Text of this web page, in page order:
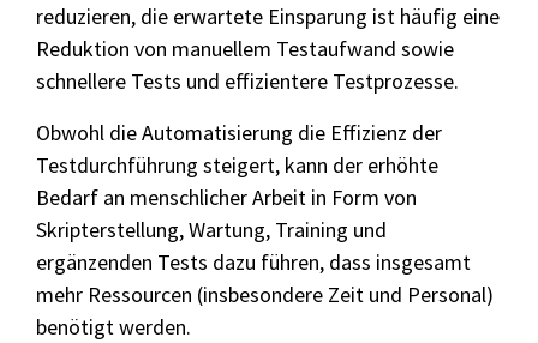
reduzieren, die erwartete Einsparung ist häufig eine
Reduktion von manuellem Testaufwand sowie
schnellere Tests und effizientere Testprozesse.
Obwohl die Automatisierung die Effizienz der
Testdurchführung steigert, kann der erhöhte
Bedarf an menschlicher Arbeit in Form von
Skripterstellung, Wartung, Training und
ergänzenden Tests dazu führen, dass insgesamt
mehr Ressourcen (insbesondere Zeit und Personal)
benötigt werden.